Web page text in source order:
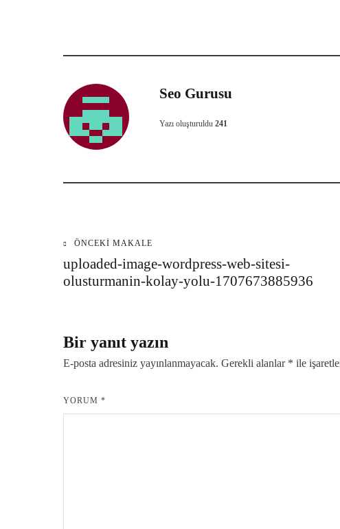
Seo Gurusu
Yazı oluşturuldu 241
Yazı
gezinmesi
ÖNCEKI MAKALE
uploaded-image-wordpress-web-sitesi-
olusturmanin-kolay-yolu-1707673885936
Bir yanıt yazın
E-posta adresiniz yayınlanmayacak. Gerekli alanlar * ile
YORUM *